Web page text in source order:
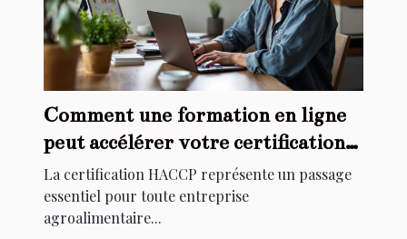
Comment une formation en ligne
peut accélérer votre certification
HACCP ?
La certification HACCP représente un passage
essentiel pour toute entreprise
agroalimentaire...